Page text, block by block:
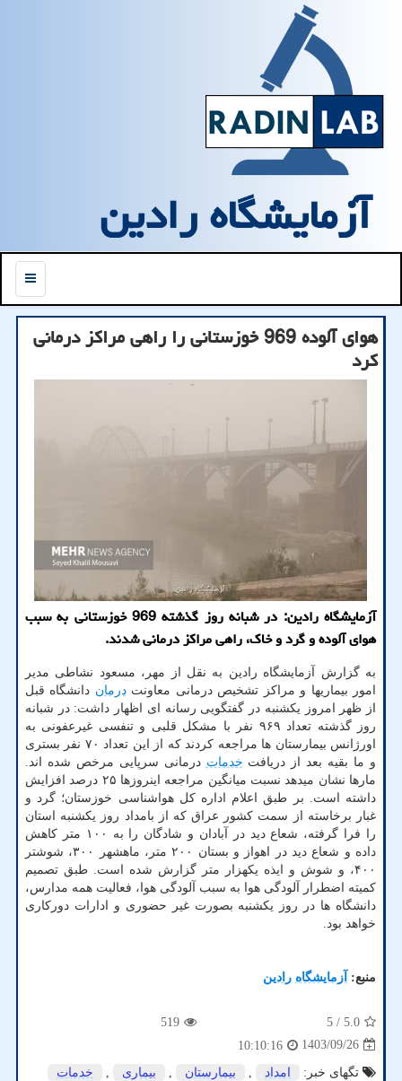
آزمایشگاه رادین
منو
هوای آلوده 969 خوزستانی را راهی مراکز درمانی
کرد
آزمایشگاه رادین: در شبانه روز گذشته 969 خوزستانی به سبب
هوای آلوده و گرد و خاک، راهی مراکز درمانی شدند.
به گزارش آزمایشگاه رادین به نقل از مهر، مسعود نشاطی مدیر
امور بیماریها و مراکز تشخیص درمانی معاونتدرمان دانشگاه قبل
از ظهر امروز یکشنبه در گفتگویی رسانه ای اظهار داشت: در شبانه
روز گذشته تعداد ۹۶۹ نفر با مشکل قلبی و تنفسی غیرعفونی به
اورژانس بیمارستان ها مراجعه کردند که از این تعداد ۷۰ نفر بستری
و ما بقیه بعد از دریافت خدمات درمانی سرپایی مرخص شده اند.
مارها نشان میدهد نسبت میانگین مراجعه اینروزها ۲۵ درصد افزایش
داشته است. بر طبق اعلام اداره کل هواشناسی خوزستان؛ گرد و
غبار برخاسته از سمت کشور عراق که از بامداد روز یکشنبه استان
را فرا گرفته، شعاع دید در آبادان و شادگان را به ۱۰۰ متر کاهش
داده و شعاع دید در اهواز و بستان ۲۰۰ متر، ماهشهر ۳۰۰، شوشتر
۴۰۰، و شوش و ایذه یکهزار متر گزارش شده است. طبق تصمیم
کمیته اضطرار آلودگی هوا به سبب آلودگی هوا، فعالیت همه مدارس،
دانشگاه ها در روز یکشنبه بصورت غیر حضوری و ادارات دورکاری
خواهد بود.
منبع: آزمایشگاه رادین
5.0
/ 5
519
1403/09/26
10:10:16
تگهای خبر:
امداد , بیمارستان , بیماری , خدمات